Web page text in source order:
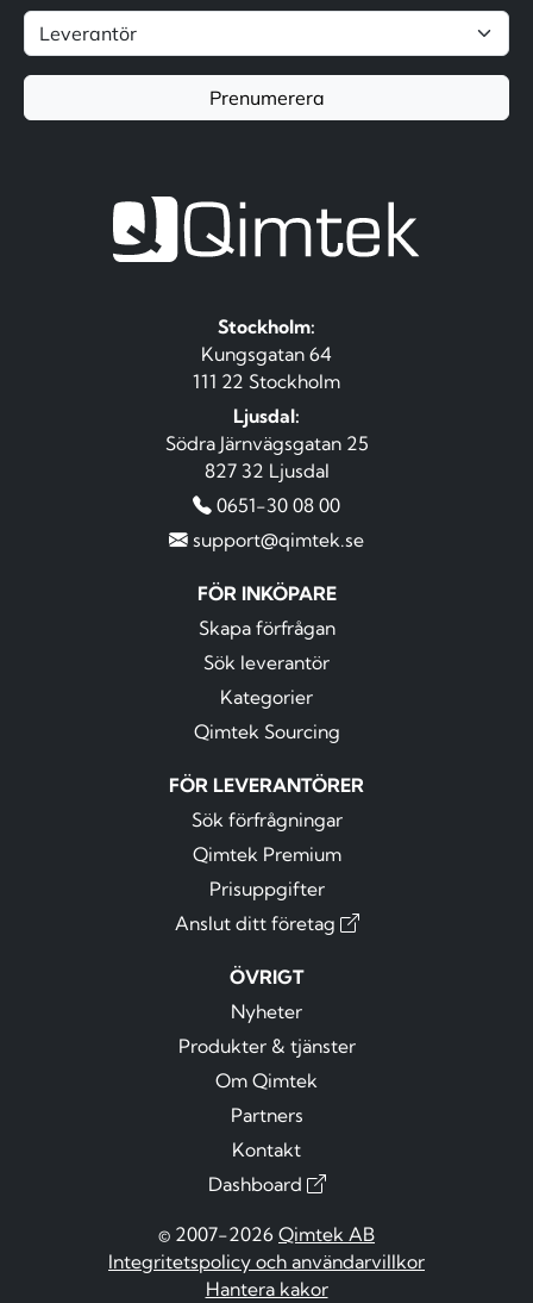
Prenumerera
Stockholm:
Kungsgatan 64
111 22 Stockholm
Ljusdal:
Södra Järnvägsgatan 25
827 32 Ljusdal
0651-30 08 00
support@qimtek.se
FÖR INKÖPARE
Skapa förfrågan
Sök leverantör
Kategorier
Qimtek Sourcing
FÖR LEVERANTÖRER
Sök förfrågningar
Qimtek Premium
Prisuppgifter
Anslut ditt företag
ÖVRIGT
Nyheter
Produkter & tjänster
Om Qimtek
Partners
Kontakt
Dashboard
© 2007-2026 Qimtek AB
Integritetspolicy och användarvillkor
Hantera kakor